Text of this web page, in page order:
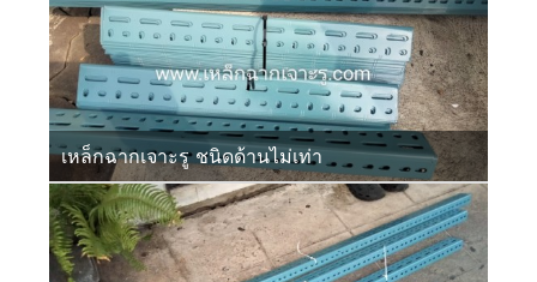
เหล็กฉากเจาะรู ชนิดด้านไม่เท่า